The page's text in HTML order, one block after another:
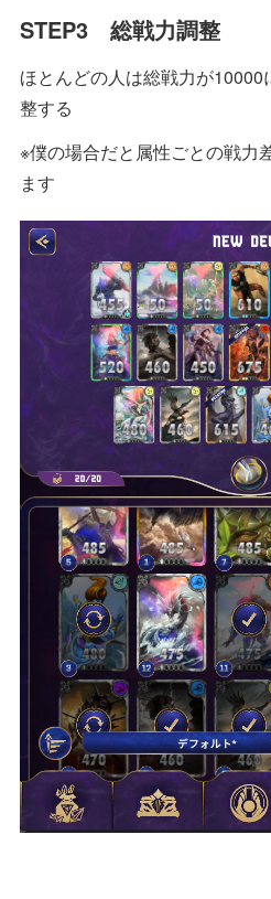
STEP3 総戦力調整
ほとんどの人は総戦力が
整する
※僕の場合だと属性ごとの戦力
ます